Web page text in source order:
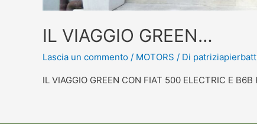
IL VIAGGIO GREEN…
Lascia un commento / MOTORS / Di
IL VIAGGIO GREEN CON FIAT 500 ELECTRIC E